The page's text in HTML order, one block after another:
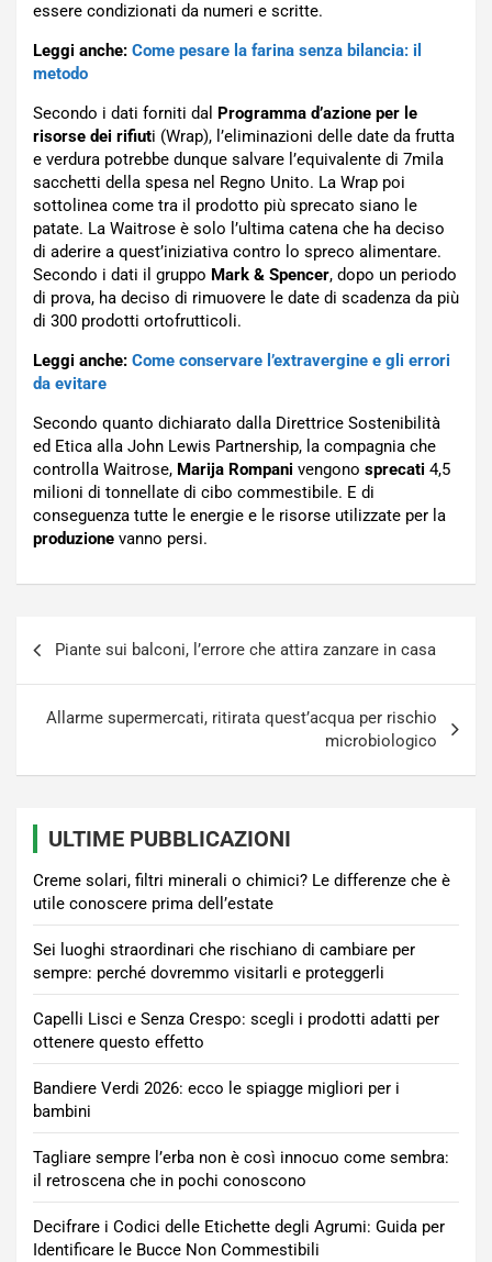
essere condizionati da numeri e scritte.
Leggi anche: Come pesare la farina senza bilancia: il
metodo
Secondo i dati forniti dal
Programma d’azione per le
risorse dei rifiuti (Wrap), l’eliminazioni delle date da frutta
e verdura potrebbe dunque salvare l’equivalente di 7mila
sacchetti della spesa nel Regno Unito. La Wrap poi
sottolinea come tra il prodotto più sprecato siano le
patate. La Waitrose è solo l’ultima catena che ha deciso
di aderire a quest’iniziativa contro lo spreco alimentare.
Secondo i dati il gruppo Mark & Spencer, dopo un periodo
di prova, ha deciso di rimuovere le date di scadenza da più
di 300 prodotti ortofrutticoli.
Leggi anche: Come conservare l’extravergine e gli errori
da evitare
Secondo quanto dichiarato dalla Direttrice Sostenibilità
ed Etica alla John Lewis Partnership, la compagnia che
controlla Waitrose, Marija Rompani vengono sprecati 4,5
milioni di tonnellate di cibo commestibile. E di
conseguenza tutte le energie e le risorse utilizzate per la
produzione vanno persi.
Piante sui balconi, l’errore che attira zanzare in casa
Allarme supermercati, ritirata quest’acqua per rischio
microbiologico
ULTIME PUBBLICAZIONI
Creme solari, filtri minerali o chimici? Le differenze che è
utile conoscere prima dell’estate
Sei luoghi straordinari che rischiano di cambiare per
sempre: perché dovremmo visitarli e proteggerli
Capelli Lisci e Senza Crespo: scegli i prodotti adatti per
ottenere questo effetto
Bandiere Verdi 2026: ecco le spiagge migliori per i
bambini
Tagliare sempre l’erba non è così innocuo come sembra:
il retroscena che in pochi conoscono
Decifrare i Codici delle Etichette degli Agrumi: Guida per
Identificare le Bucce Non Commestibili